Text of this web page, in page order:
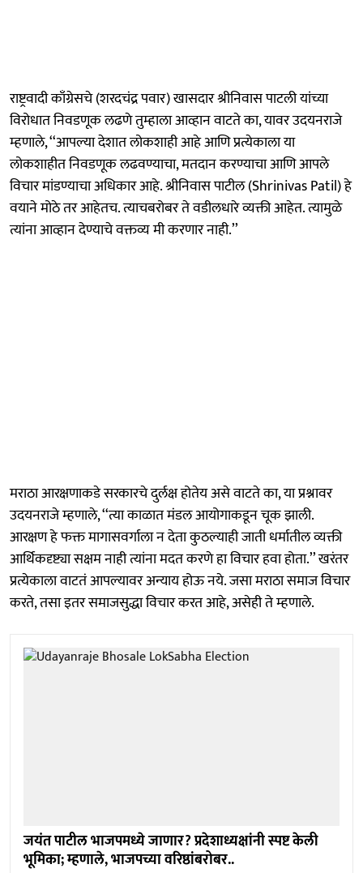
राष्ट्रवादी काँग्रेसचे (शरदचंद्र पवार) खासदार श्रीनिवास पाटली यांच्या
विरोधात निवडणूक लढणे तुम्हाला आव्हान वाटते का, यावर उदयनराजे
म्हणाले, ‘‘आपल्या देशात लोकशाही आहे आणि प्रत्येकाला या
लोकशाहीत निवडणूक लढवण्याचा, मतदान करण्याचा आणि आपले
विचार मांडण्याचा अधिकार आहे. श्रीनिवास पाटील (Shrinivas Patil) हे
वयाने मोठे तर आहेतच. त्याचबरोबर ते वडीलधारे व्यक्ती आहेत. त्यामुळे
त्यांना आव्हान देण्याचे वक्तव्य मी करणार नाही.’’
मराठा आरक्षणाकडे सरकारचे दुर्लक्ष होतेय असे वाटते का, या प्रश्नावर
उदयनराजे म्हणाले, ‘‘त्या काळात मंडल आयोगाकडून चूक झाली.
आरक्षण हे फक्त मागासवर्गाला न देता कुठल्याही जाती धर्मातील व्यक्ती
आर्थिकदृष्ट्या सक्षम नाही त्यांना मदत करणे हा विचार हवा होता.’’ खरंतर
प्रत्येकाला वाटतं आपल्यावर अन्याय होऊ नये. जसा मराठा समाज विचार
करते, तसा इतर समाजसुद्धा विचार करत आहे, असेही ते म्हणाले.
जयंत पाटील भाजपमध्ये जाणार? प्रदेशाध्यक्षांनी स्पष्ट केली
भूमिका; म्हणाले, भाजपच्या वरिष्ठांबरोबर..